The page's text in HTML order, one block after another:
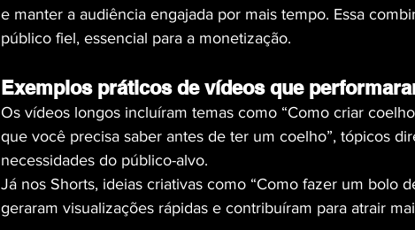
e manter a audiência engajada por mais tempo. Essa
público fiel, essencial para a monetização.
Exemplos práticos de vídeos que
Os vídeos longos incluíram temas como “Como criar
que você precisa saber antes de ter um coelho”, tópicos
necessidades do público-alvo.
Já nos Shorts, ideias criativas como “Como fazer um bolo
geraram visualizações rápidas e contribuíram para atrair